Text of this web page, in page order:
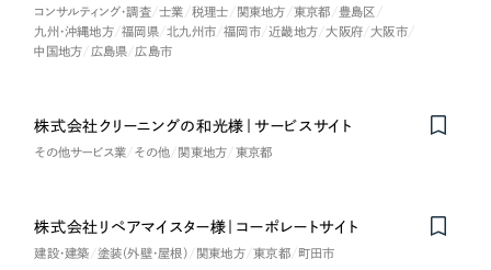
コンサルティング・調査 士業 税理士 関東地方 東京都
豊島区
九州・沖縄地方
福岡県 北九州市 福岡市 近畿地方 大阪府
大阪市
中国地方
広島県 広島市
株式会社クリーニングの和光様｜サービスサイト
その他サービス業 その他 関東地方 東京都
株式会社リペアマイスター様｜コーポレートサイト
建設・建築 塗装（外壁・屋根） 関東地方 東京都 町田市